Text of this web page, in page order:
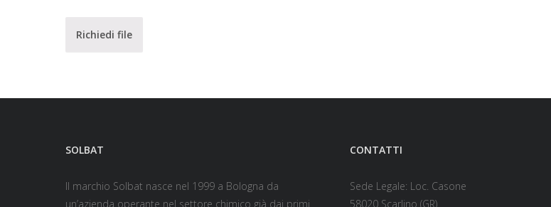
Richiedi file
SOLBAT
Il marchio Solbat nasce nel 1999 a Bologna da
un’azienda operante nel settore chimico già dai primi
CONTATTI
Sede Legale: Loc. Casone
58020 Scarlino (GR)